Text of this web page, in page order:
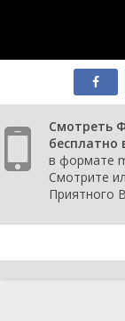
Смотреть
бесплатно
в формате
Смотрите
Приятного